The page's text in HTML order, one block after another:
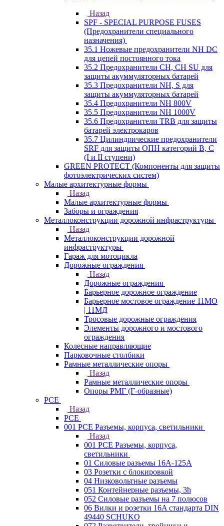
Назад
SPF - SPECIAL PURPOSE FUSES
(Предохранители специального
назначения)
35.1 Ножевые предохранители NH DC
для цепей постоянного тока
35.2 Предохранители CH, CH SU для
защиты акуммуляторных батарей
35.3 Предохранители NH, S для
защиты акуммуляторных батарей
35.4 Предохранители NH 800V
35.5 Предохранители NH 1000V
35.6 Предохранители TRB для защиты
батарей электрокаров
35.7 Цилиндрические предохранители
SRF для защиты ОПН категорий B, C
(I и II ступени)
GREEN PROTECT (Компоненты для защиты
фотоэлектрических систем)
Малые архитектурные формы
Назад
Малые архитектурные формы
Заборы и ограждения
Металлоконструкции дорожной инфраструктуры
Назад
Металлоконструкции дорожной
инфраструктуры
Гараж для мотоцикла
Дорожные ограждения
Назад
Дорожные ограждения
Барьерное дорожное ограждение
Барьерное мостовое ограждение 11МО
| 11МД
Тросовые дорожные ограждения
Элементы дорожного и мостового
ограждения
Колесные направляющие
Парковочные столбики
Рамные металлические опоры
Назад
Рамные металлические опоры
Опоры РМГ (Г-образные)
PCE
Назад
PCE
001 PCE Разъемы, корпуса, светильники
Назад
001 PCE Разъемы, корпуса,
светильники
01 Силовые разъемы 16А-125А
03 Розетки с блокировкой
04 Низковольтные разъемы
051 Контейнерные разъемы, 3h
052 Силовые разъемы на 7 полюсов
06 Вилки и розетки 16A стандарта DIN
49440 SCHUKO